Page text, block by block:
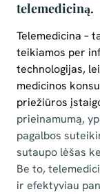
telemediciną.
Telemedicina –
teikiamos per
technologijas,
medicinos
priežiūros
prieinamumą,
pagalbos
sutaupo lėšas
Be to,
ir efektyviau